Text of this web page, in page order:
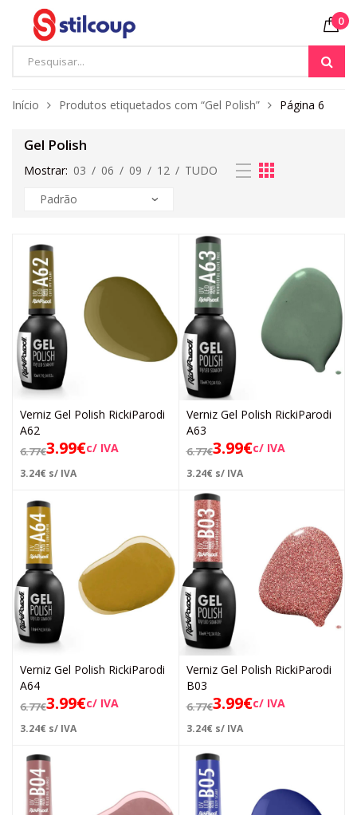
0
Início Produtos etiquetados com “Gel Polish” Página 6
Gel Polish
Mostrar: 03 / 06 / 09 / 12 / TUDO
Verniz Gel Polish RickiParodi
A62
6.77€3.99€c/ IVA
3.24€ s/ IVA
Verniz Gel Polish RickiParodi
A63
6.77€3.99€c/ IVA
3.24€ s/ IVA
Verniz Gel Polish RickiParodi
A64
6.77€3.99€c/ IVA
3.24€ s/ IVA
Verniz Gel Polish RickiParodi
B03
6.77€3.99€c/ IVA
3.24€ s/ IVA